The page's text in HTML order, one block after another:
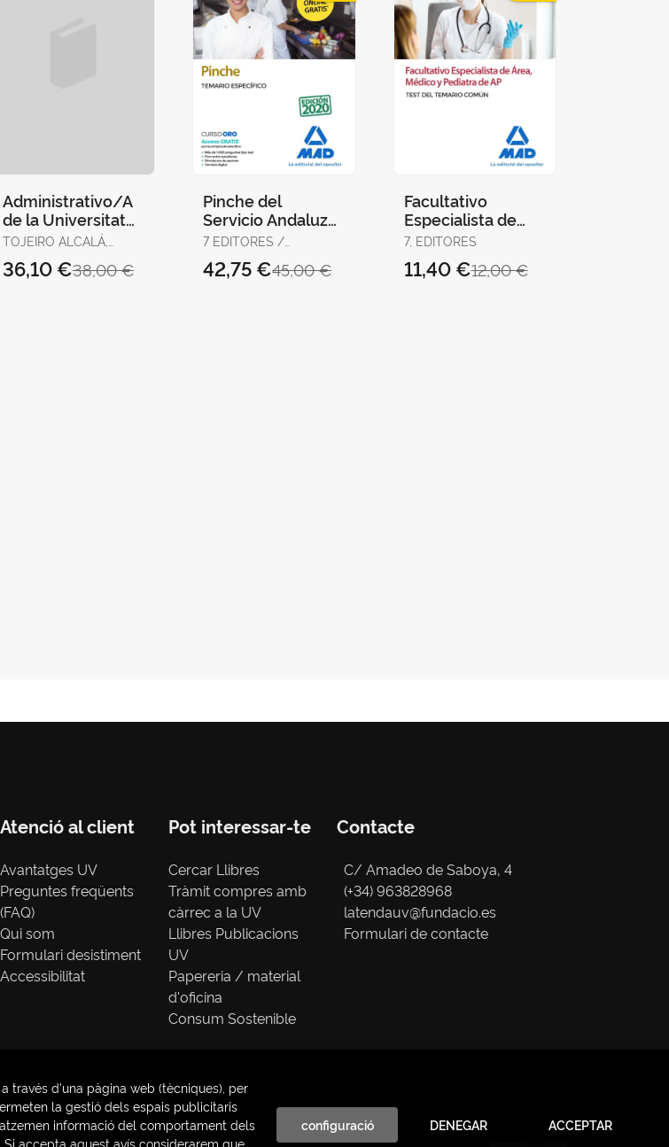
Administrativo/A
de la Universitat
de València.
Supuestos Prácti
TOJEIRO ALCALÁ,
38,00 €
36,10 €
Pinche del
Servicio Andaluz
de Salud. Temario
7 EDITORES /
JOSÉ MANUEL /45,00 €
42,75 €
Facultativo
Especialista de
Área, Médico y
Atención Primaria
7, EDITORES
12,00 €
11,40 €
Atenció al client
Avantatges UV
Preguntes freqüents
(FAQ)
Qui som
Formulari desistiment
Accessibilitat
Pot interessar-te
Cercar Llibres
Tràmit compres amb
càrrec a la UV
Llibres Publicacions
UV
Papereria / material
d'oficina
Consum Sostenible
Contacte
C/ Amadeo de Saboya, 4
(+34) 963828968
latendauv@fundacio.es
Formulari de contacte
través d'una pàgina web (tècniques), per
la gestió dels espais publicitaris
informació del comportament dels
accepta aquest avís considerarem que
configuració DENEGAR ACCEPTAR